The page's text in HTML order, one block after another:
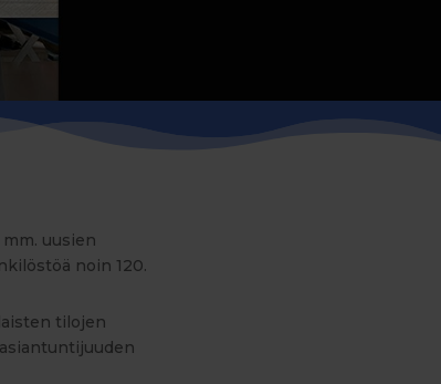
uusien
noin 120.
tilojen